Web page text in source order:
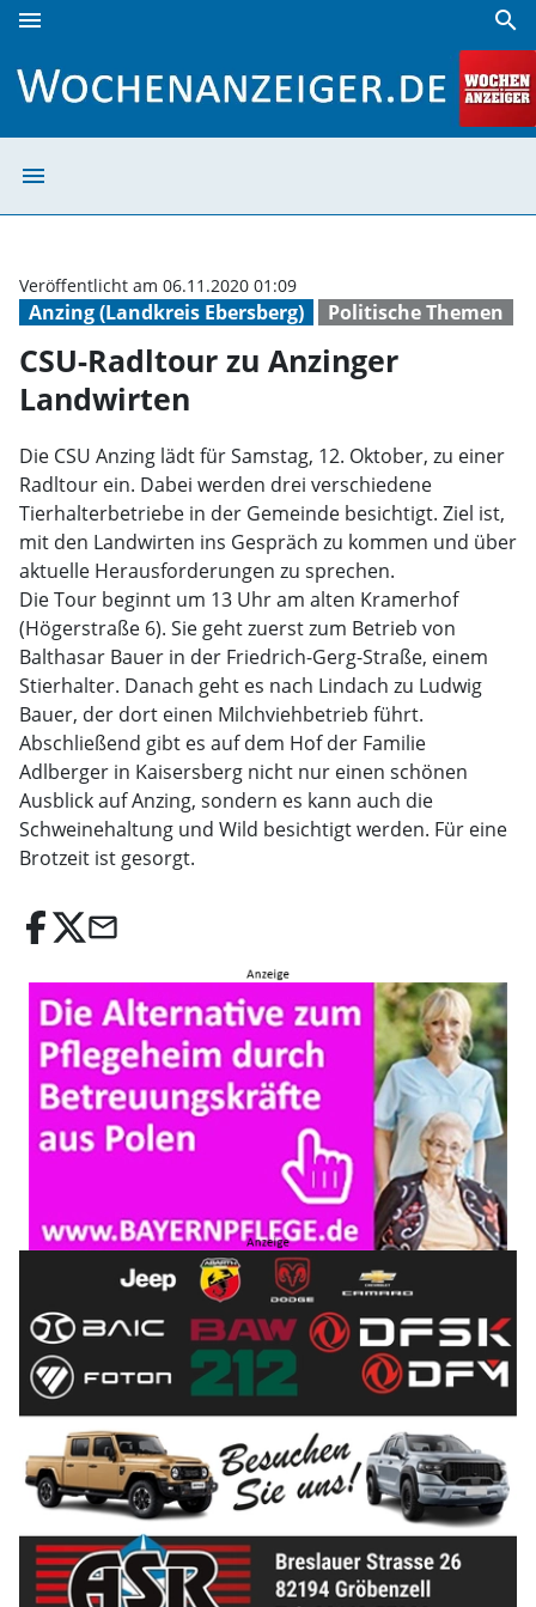
menu search
menu
Anzing (Landkreis Ebersberg) Politische Themen
Veröffentlicht am 06.11.2020 01:09
CSU-Radltour zu Anzinger
Landwirten
Die CSU Anzing lädt für Samstag, 12. Oktober, zu einer
Radltour ein. Dabei werden drei verschiedene
Tierhalterbetriebe in der Gemeinde besichtigt. Ziel ist,
mit den Landwirten ins Gespräch zu kommen und über
aktuelle Herausforderungen zu sprechen.
Die Tour beginnt um 13 Uhr am alten Kramerhof
(Högerstraße 6). Sie geht zuerst zum Betrieb von
Balthasar Bauer in der Friedrich-Gerg-Straße, einem
Stierhalter. Danach geht es nach Lindach zu Ludwig
Bauer, der dort einen Milchviehbetrieb führt.
Abschließend gibt es auf dem Hof der Familie
Adlberger in Kaisersberg nicht nur einen schönen
Ausblick auf Anzing, sondern es kann auch die
Schweinehaltung und Wild besichtigt werden. Für eine
Brotzeit ist gesorgt.
email